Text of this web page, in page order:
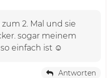
2. Mal und sie
sogar meinem
einfach ist ☺️
Antworten